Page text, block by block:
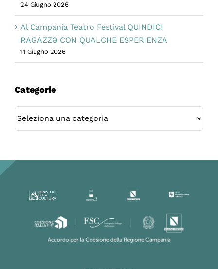
24 Giugno 2026
Al Campania Teatro Festival QUINDICI
RAGAZZƏ CON QUALCHE ESPERIENZA
11 Giugno 2026
Categorie